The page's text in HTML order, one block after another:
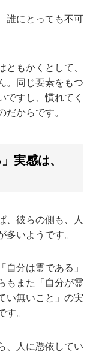
誰にとっても不可
もかくとして、
。同じ要素をもつ
ですし、慣れてく
だからです。
実感は、
、彼らの側も、人
多いようです。
分は霊である」
もまた「自分が霊
い無いこと」の実
す。
、人に憑依してい